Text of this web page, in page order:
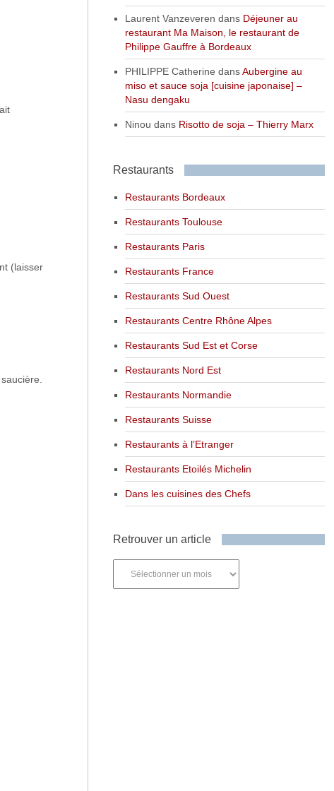
(laisser
Laurent Vanzeveren dans Déjeuner au
restaurant Ma Maison, le restaurant de
Philippe Gauffre à Bordeaux
PHILIPPE Catherine dansAubergine au
miso et sauce soja [cuisine japonaise] –
Nasu dengaku
Ninou dans Risotto de soja – Thierry Marx
Restaurants
Restaurants Bordeaux
Restaurants Toulouse
Restaurants Paris
Restaurants France
Restaurants Sud Ouest
Restaurants Centre Rhône Alpes
Restaurants Sud Est et Corse
Restaurants Nord Est
Restaurants Normandie
Restaurants Suisse
Restaurants à l’Etranger
Restaurants Etoilés Michelin
Dans les cuisines des Chefs
Retrouver un article